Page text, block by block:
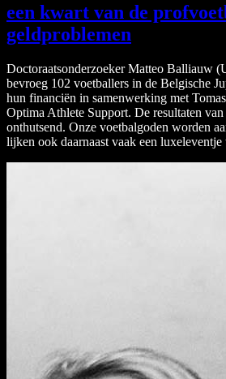
een kwart van de
geldproblemen
Doctoraatsonderzoeker Matteo Balliauw
bevroeg 102 voetballers in de Belgische
hun financiën in samenwerking met
Optima Athlete Support. De resultaten van
onthutsend. Onze voetbalgoden worden
lijken ook daarnaast vaak een luxeleventje